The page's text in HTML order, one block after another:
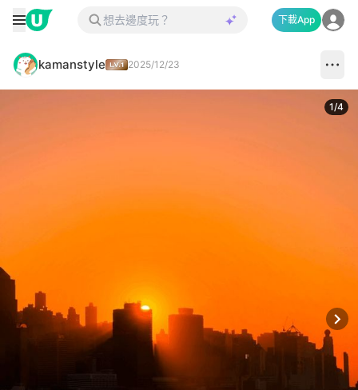
下載App
kamanstyle 2025/12/23
1/4